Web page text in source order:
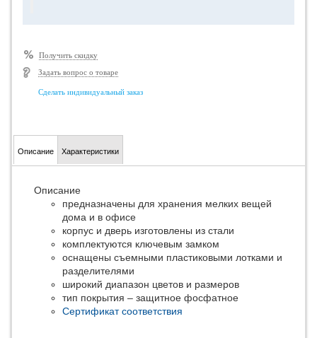
Получить скидку
Задать вопрос о товаре
Сделать индивидуальный заказ
Описание Характеристики
Описание
предназначены для хранения мелких вещей
дома и в офисе
корпус и дверь изготовлены из стали
комплектуются ключевым замком
оснащены съемными пластиковыми лотками и
разделителями
широкий диапазон цветов и размеров
тип покрытия – защитное фосфатное
Сертификат соответствия